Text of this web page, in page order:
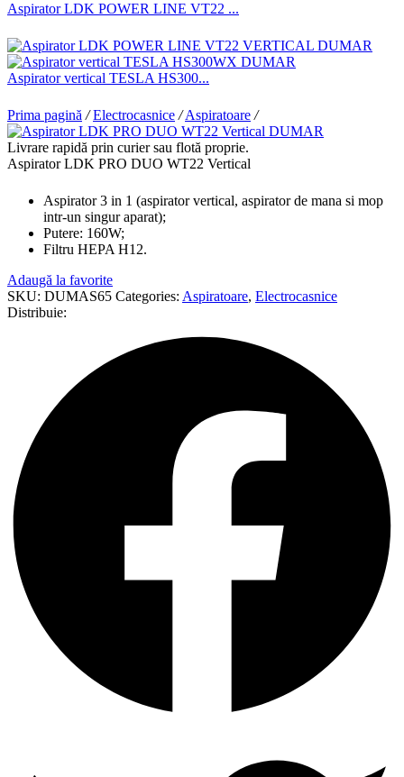
Aspirator LDK POWER LINE VT22 ...
Aspirator vertical TESLA HS300...
Prima pagină / Electrocasnice / Aspiratoare /
Livrare rapidă prin curier sau flotă proprie.
Aspirator LDK PRO DUO WT22 Vertical
Aspirator 3 in 1 (aspirator vertical, aspirator de mana si mop
intr-un singur aparat);
Putere: 160W;
Filtru HEPA H12.
Adaugă la favorite
SKU: DUMAS65 Categories: Aspiratoare, Electrocasnice
Distribuie: